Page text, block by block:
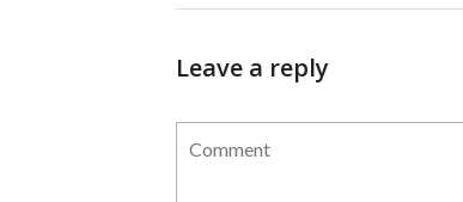
Leave a reply